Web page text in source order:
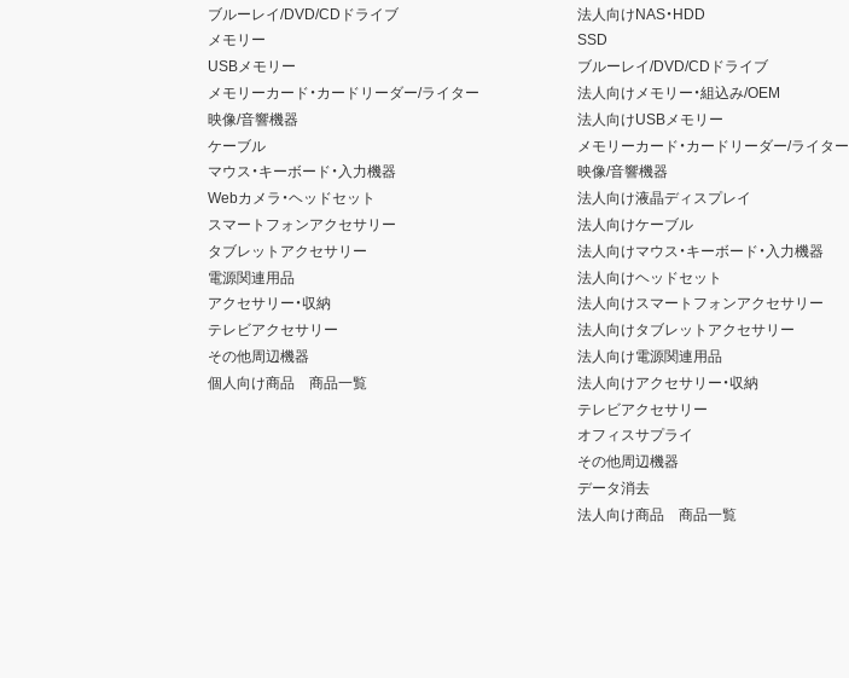
ブルーレイ/DVD/CDドライブ
メモリー
USBメモリー
メモリーカード・カードリーダー/ライター
映像/音響機器
ケーブル
マウス・キーボード・入力機器
Webカメラ・ヘッドセット
スマートフォンアクセサリー
タブレットアクセサリー
電源関連用品
アクセサリー・収納
テレビアクセサリー
その他周辺機器
個人向け商品 商品一覧
法人向けNAS・HDD
SSD
ブルーレイ/DVD/CDドライブ
法人向けメモリー・組込み/OEM
法人向けUSBメモリー
メモリーカード・カードリーダー/ライター
映像/音響機器
法人向け液晶ディスプレイ
法人向けケーブル
法人向けマウス・キーボード・入力機器
法人向けヘッドセット
法人向けスマートフォンアクセサリー
法人向けタブレットアクセサリー
法人向け電源関連用品
法人向けアクセサリー・収納
テレビアクセサリー
オフィスサプライ
その他周辺機器
データ消去
法人向け商品 商品一覧